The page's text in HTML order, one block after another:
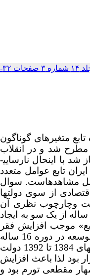
۳ صفحات ۳۲-۱
متغیرهای گوناگون
مطرح شد و در انقلاب
برای توسعه از اواخر دهه 1320 شمسی آغاز شد با این­حال نارسایی­
تابع عوامل متعدد
قابل مشاهده­است. سوال
اتخاذ کدام سیاست­های اقتصادی از سوی دولت­ها
وچارچوب نظری آن
نظریه بلای منابع می­باشد. پژوهش حاضر در پی اثبات این فرضیه است که درآمد نفت در این دوره 16 ساله از یک سو به ایجاد
موجب افزایش فقر
مطابق نتایج به­دست آمده: رابطه نفت و توسعه در دوره 16 ساله
در سال­های 1384 تا 1392 دولت
بود لذا باعث افزایش
حاصل آن مهار مقطعی تورم بود و